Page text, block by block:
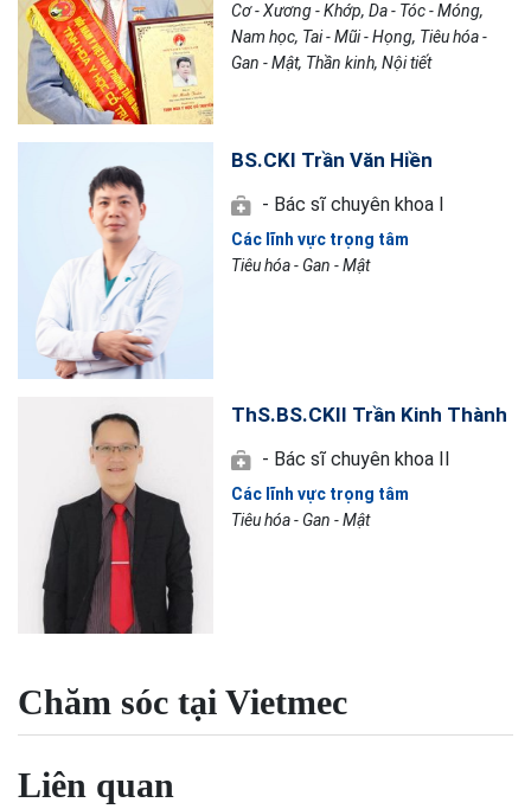
Cơ - Xương - Khớp, Da - Tóc - Móng,
Nam học, Tai - Mũi - Họng, Tiêu hóa -
Gan - Mật, Thần kinh, Nội tiết
BS.CKI Trần Văn Hiền
- Bác sĩ chuyên khoa I
Các lĩnh vực trọng tâm
Tiêu hóa - Gan - Mật
ThS.BS.CKII Trần Kinh Thành
- Bác sĩ chuyên khoa II
Các lĩnh vực trọng tâm
Tiêu hóa - Gan - Mật
Chăm sóc tại Vietmec
Liên quan